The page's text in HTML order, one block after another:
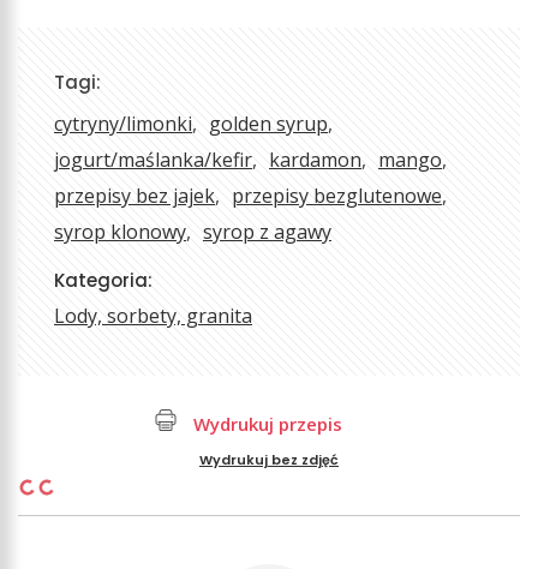
Tagi:
cytryny/limonki
golden syrup
jogurt/maślanka/kefir
kardamon
mango
przepisy bez jajek
przepisy bezglutenowe
syrop klonowy
syrop z agawy
Kategoria:
Lody, sorbety, granita
Wydrukuj przepis
Wydrukuj bez zdjęć